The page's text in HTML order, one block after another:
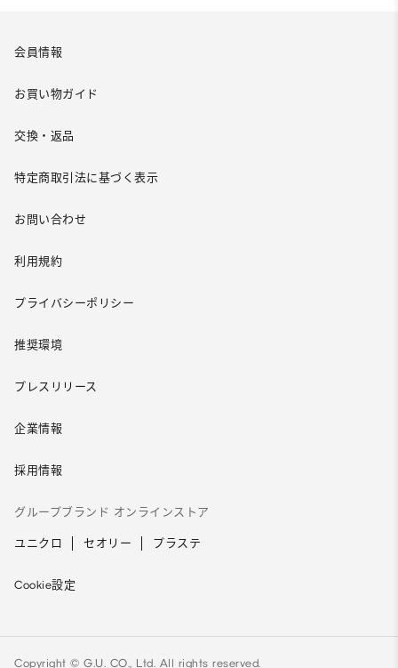
会員情報
お買い物ガイド
交換・返品
特定商取引法に基づく表示
お問い合わせ
利用規約
プライバシーポリシー
推奨環境
プレスリリース
企業情報
採用情報
グループブランド オンラインストア
ユニクロ セオリー プラステ
Cookie設定
Copyright © G.U. CO., Ltd. All rights reserved.